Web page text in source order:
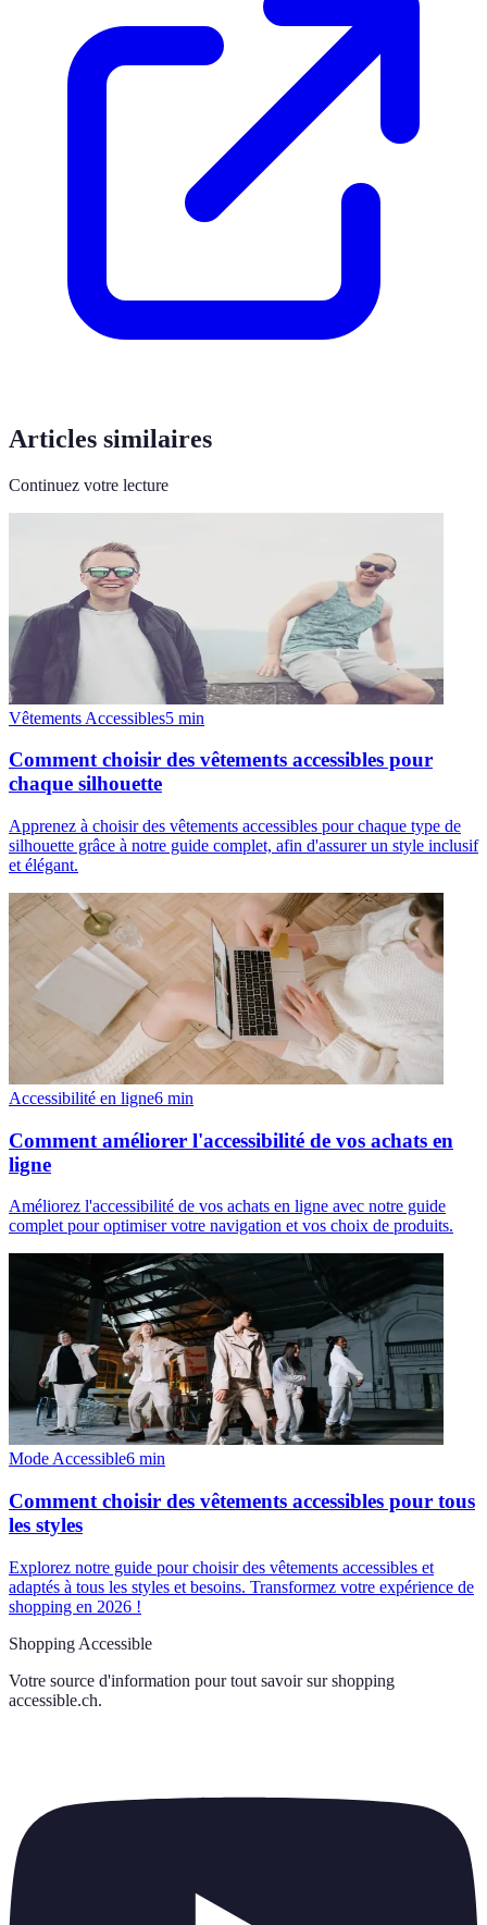
Articles similaires
Continuez votre lecture
Vêtements Accessibles5 min
Comment choisir des vêtements accessibles pour
chaque silhouette
Apprenez à choisir des vêtements accessibles pour chaque type de
silhouette grâce à notre guide complet, afin d'assurer un style inclusif
et élégant.
Accessibilité en ligne6 min
Comment améliorer l'accessibilité de vos achats en
ligne
Améliorez l'accessibilité de vos achats en ligne avec notre guide
complet pour optimiser votre navigation et vos choix de produits.
Mode Accessible6 min
Comment choisir des vêtements accessibles pour tous
les styles
Explorez notre guide pour choisir des vêtements accessibles et
adaptés à tous les styles et besoins. Transformez votre expérience de
shopping en 2026 !
Shopping Accessible
Votre source d'information pour tout savoir sur shopping
accessible.ch.